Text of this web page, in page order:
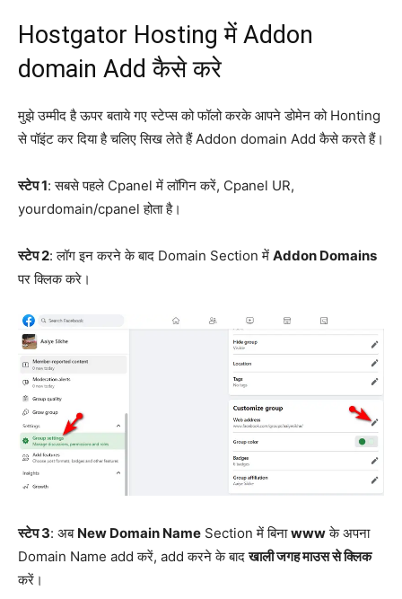
Hostgator Hosting में Addon
domain Add कैसे करे
मुझे उम्मीद है ऊपर बताये गए स्टेप्स को फॉलो करके आपने डोमेन को Honting
से पॉइंट कर दिया है चलिए सिख लेते हैं Addon domain Add कैसे करते हैं।
स्टेप 1: सबसे पहले Cpanel में लॉगिन करें, Cpanel UR,
yourdomain/cpanel होता है।
स्टेप 2: लॉग इन करने के बाद Domain Section में Addon Domains
पर क्लिक करे।
स्टेप 3: अब New Domain Name Section में बिनाwwwके अपना
Domain Name add करें, add करने के बादखाली जगह माउस से क्लिक
करें।